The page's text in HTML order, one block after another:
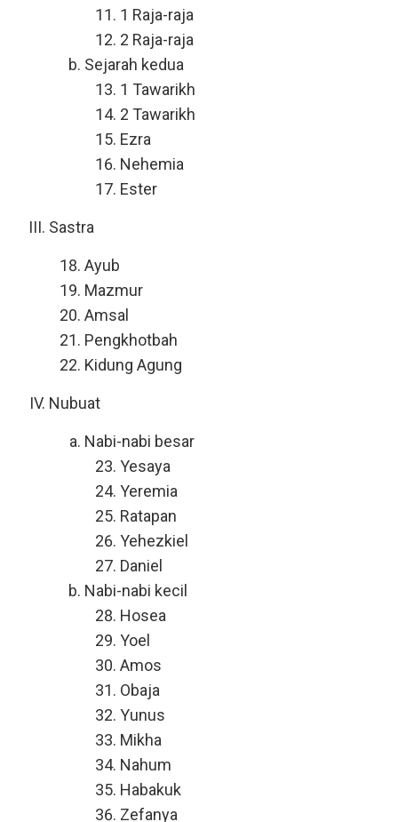
1 Raja-raja
2 Raja-raja
Sejarah kedua
1 Tawarikh
2 Tawarikh
Ezra
Nehemia
Ester
Sastra
Ayub
Mazmur
Amsal
Pengkhotbah
Kidung Agung
Nubuat
Nabi-nabi besar
Yesaya
Yeremia
Ratapan
Yehezkiel
Daniel
Nabi-nabi kecil
Hosea
Yoel
Amos
Obaja
Yunus
Mikha
Nahum
Habakuk
Zefanya